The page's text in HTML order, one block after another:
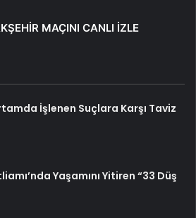
MAÇINI CANLI İZLE
İşlenen Suçlara Karşı Taviz
Yaşamını Yitiren “33 Düş